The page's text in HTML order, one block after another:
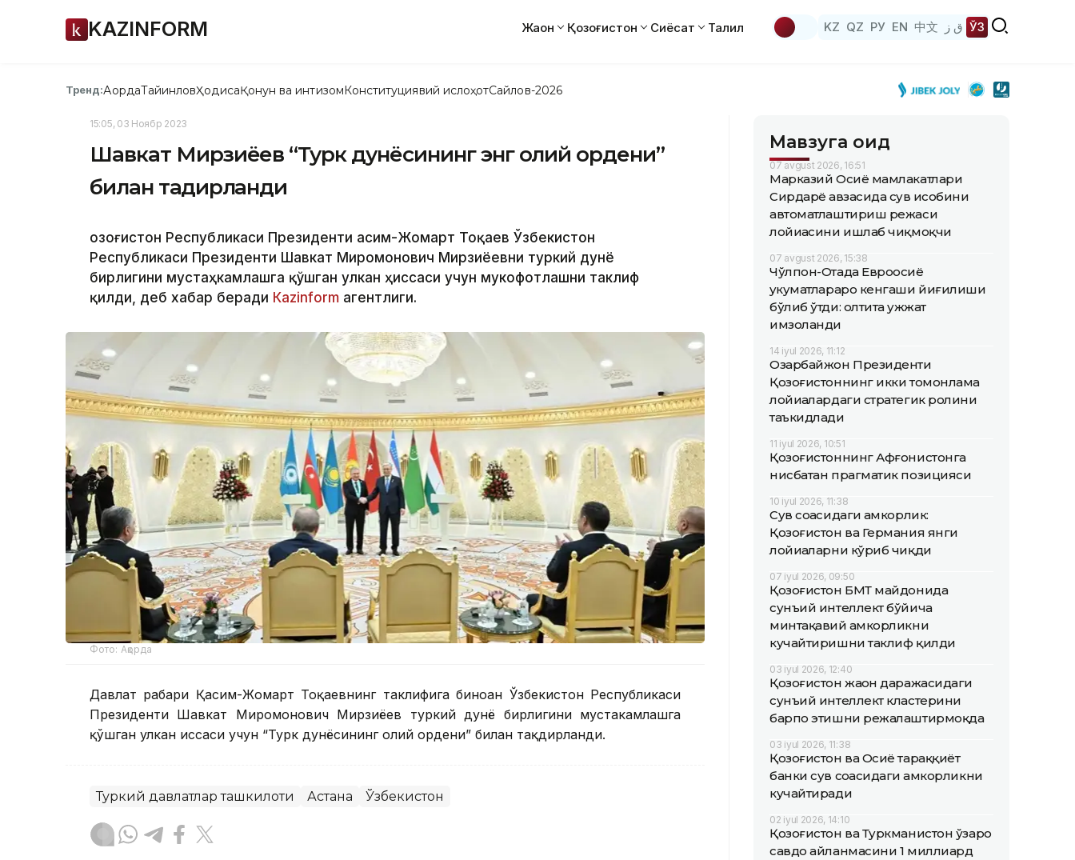
KAZINFORM Жаҳон Қозоғистон Сиёсат Таҳлил KZ QZ РУ EN 中文 ق ز ЎЗ
Тренд:АқордаТайинловҲодисаҚонун ва интизомКонституциявий ислоҳотСайлов-2026
15:05, 03 Ноябр 2023
Шавкат Мирзиёев “Турк дунёсининг энг олий ордени”
билан тақдирланди
Қозоғистон Республикаси Президенти Қасим-Жомарт Тоқаев Ўзбекистон
Республикаси Президенти Шавкат Миромонович Мирзиёевни туркий дунё
бирлигини мустаҳкамлашга қўшган улкан ҳиссаси учун мукофотлашни таклиф
қилди, деб хабар беради Каzinform агентлиги.
Фото: Ақорда
Давлат раҳбари Қасим-Жомарт Тоқаевнинг таклифига биноан Ўзбекистон Республикаси
Президенти Шавкат Миромонович Мирзиёев туркий дунё бирлигини мустаҳкамлашга
қўшган улкан ҳиссаси учун “Турк дунёсининг олий ордени” билан тақдирланди.
Туркий давлатлар ташкилоти Астана Ўзбекистон
Мавзуга оид
07 avgust 2026, 16:51
Марказий Осиё мамлакатлари
Сирдарё ҳавзасида сув ҳисобини
автоматлаштириш режаси
лойиҳасини ишлаб чиқмоқчи
07 avgust 2026, 15:38
Чўлпон-Отада Евроосиё
ҳукуматлараро кенгаши йиғилиши
бўлиб ўтди: олтита ҳужжат
имзоланди
14 iyul 2026, 11:12
Озарбайжон Президенти
Қозоғистоннинг икки томонлама
лойиҳалардаги стратегик ролини
таъкидлади
11 iyul 2026, 10:51
Қозоғистоннинг Афғонистонга
нисбатан прагматик позицияси
10 iyul 2026, 11:38
Сув соҳасидаги ҳамкорлик:
Қозоғистон ва Германия янги
лойиҳаларни кўриб чиқди
07 iyul 2026, 09:50
Қозоғистон БМТ майдонида
сунъий интеллект бўйича
минтақавий ҳамкорликни
кучайтиришни таклиф қилди
03 iyul 2026, 12:40
Қозоғистон жаҳон даражасидаги
сунъий интеллект кластерини
барпо этишни режалаштирмоқда
03 iyul 2026, 11:38
Қозоғистон ва Осиё тараққиёт
банки сув соҳасидаги ҳамкорликни
кучайтиради
02 iyul 2026, 14:10
Қозоғистон ва Туркманистон ўзаро
савдо айланмасини 1 миллиард